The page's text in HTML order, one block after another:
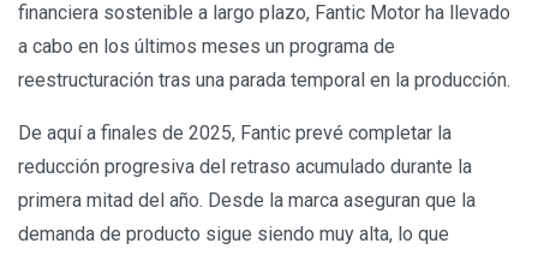
financiera sostenible a largo plazo, Fantic Motor ha llevado
a cabo en los últimos meses un programa de
reestructuración tras una parada temporal en la producción.
De aquí a finales de 2025, Fantic prevé completar la
reducción progresiva del retraso acumulado durante la
primera mitad del año. Desde la marca aseguran que la
demanda de producto sigue siendo muy alta, lo que